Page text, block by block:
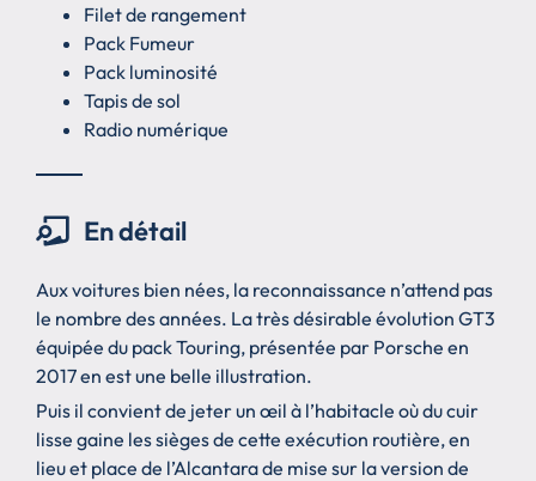
Filet de rangement
Pack Fumeur
Pack luminosité
Tapis de sol
Radio numérique
En détail
Aux voitures bien nées, la reconnaissance n’attend pas
le nombre des années. La très désirable évolution GT3
équipée du pack Touring, présentée par Porsche en
2017 en est une belle illustration.
Puis il convient de jeter un œil à l’habitacle où du cuir
lisse gaine les sièges de cette exécution routière, en
lieu et place de l’Alcantara de mise sur la version de